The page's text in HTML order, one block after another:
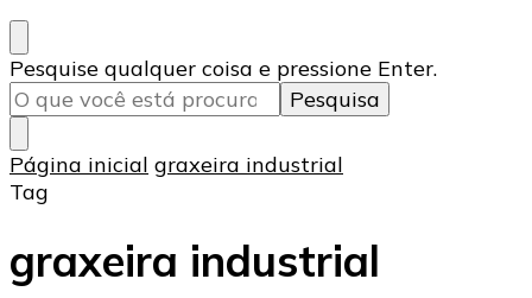
Procurando
algo?
Pesquise qualquer coisa e pressione Enter.
Página inicial graxeira industrial
Tag
graxeira industrial